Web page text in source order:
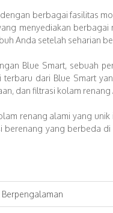
berbagai fasilitas
menyediakan
Anda setelah seharian
Blue Smart, sebuah
dari Blue Smart
dan filtrasi kolam renang
renang alami yang
berenang yang berbeda
Berpengalaman